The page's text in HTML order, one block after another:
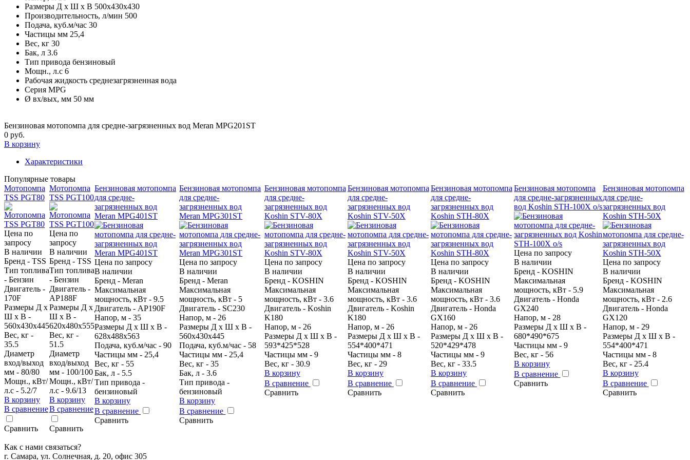
Размеры Д х Ш х В 500х430х430
Производительность, л/мин 500
Подача, куб.м/час 30
Частицы мм 25,4
Вес, кг 30
Бак, л 3.6
Тип привода бензиновый
Мощн., л.с 6
Рабочая жидкость среднезагрязненная вода
Серия MPG
Ø вх/вых, мм 50 мм
Бензиновая мотопомпа для средне-загрязненных вод Meran MPG201ST
0 руб.
В корзину
Характеристики
Популярные товары
Мотопомпа
TSS PGT80
Цена по
запросу
В наличии
Бренд - TSS
Тип топлива
- Бензин
Двигатель -
170F
Размеры Д х
Ш х В -
560x430x445
Вес, кг -
35.5
Диаметр
вход/выход
мм - 80/80
Мощн., кВт/
л.с - 5.2/7
В корзину
В сравнение
Сравнить
Мотопомпа
TSS PGT100
Цена по
запросу
В наличии
Бренд - TSS
Тип топлива
- Бензин
Двигатель -
AP188F
Размеры Д х
Ш х В -
620x480x555
Вес, кг -
51.5
Диаметр
вход/выход
мм - 100/100
Мощн., кВт/
л.с - 9.6/13
В корзину
В сравнение
Сравнить
Бензиновая мотопомпа
для средне-
загрязненных вод
Meran MPG401ST
Цена по запросу
В наличии
Бренд - Meran
Максимальная
мощность, кВт - 9.5
Двигатель - AP190F
Напор, м - 35
Размеры Д х Ш х В -
628х488х563
Подача, куб.м/час - 90
Частицы мм - 25,4
Вес, кг - 55
Бак, л - 5.5
Тип привода -
бензиновый
В корзину
В сравнение
Сравнить
Бензиновая мотопомпа
для средне-
загрязненных вод
Meran MPG301ST
Цена по запросу
В наличии
Бренд - Meran
Максимальная
мощность, кВт - 5
Двигатель - SC230
Напор, м - 26
Размеры Д х Ш х В -
560х430х445
Подача, куб.м/час - 58
Частицы мм - 25,4
Вес, кг - 35
Бак, л - 3.6
Тип привода -
бензиновый
В корзину
В сравнение
Сравнить
Бензиновая мотопомпа
для средне-
загрязненных вод
Koshin STV-80X
Цена по запросу
В наличии
Бренд - KOSHIN
Максимальная
мощность, кВт - 3.6
Двигатель - Koshin
K180
Напор, м - 26
Размеры Д х Ш х В -
593*425*528
Частицы мм - 9
Вес, кг - 30.9
В корзину
В сравнение
Сравнить
Бензиновая мотопомпа
для средне-
загрязненных вод
Koshin STV-50X
Цена по запросу
В наличии
Бренд - KOSHIN
Максимальная
мощность, кВт - 3.6
Двигатель - Koshin
K180
Напор, м - 26
Размеры Д х Ш х В -
554*400*471
Частицы мм - 8
Вес, кг - 29
В корзину
В сравнение
Сравнить
Бензиновая мотопомпа
для средне-
загрязненных вод
Koshin STH-80X
Цена по запросу
В наличии
Бренд - KOSHIN
Максимальная
мощность, кВт - 3.6
Двигатель - Honda
GX160
Напор, м - 26
Размеры Д х Ш х В -
520*429*478
Частицы мм - 9
Вес, кг - 33.5
В корзину
В сравнение
Сравнить
Бензиновая мотопомпа
для средне-загрязненных
вод Koshin STH-100X o/s
Цена по запросу
В наличии
Бренд - KOSHIN
Максимальная
мощность, кВт - 5.9
Двигатель - Honda
GX240
Напор, м - 28
Размеры Д х Ш х В -
680*490*675
Частицы мм - 9
Вес, кг - 56
В корзину
В сравнение
Сравнить
Бензиновая мотопомпа
для средне-
загрязненных вод
Koshin STH-50X
Цена по запросу
В наличии
Бренд - KOSHIN
Максимальная
мощность, кВт - 2.6
Двигатель - Honda
GX120
Напор, м - 29
Размеры Д х Ш х В -
554*400*471
Частицы мм - 8
Вес, кг - 25.4
В корзину
В сравнение
Сравнить
Как с нами связаться?
г. Самара, ул. Солнечная, д. 20, офис 305